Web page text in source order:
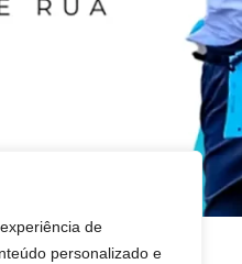
de
personalizado e